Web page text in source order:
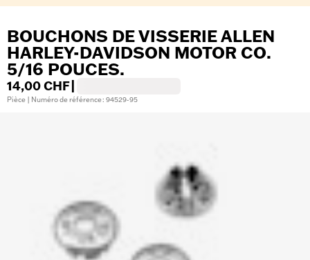
BOUCHONS DE VISSERIE ALLEN
HARLEY-DAVIDSON MOTOR CO.
5/16 POUCES.
14,00 CHF
Pièce | Numéro de référence : 94529-95